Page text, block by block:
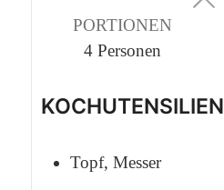
PORTIONEN
4 Personen
KOCHUTENSILIEN
Topf, Messer